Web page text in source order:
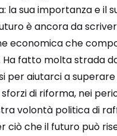
la sua importanza e il
è ancora da
economica che
fatto molta strada
per aiutarci a
di riforma, nei
volontà politica di
ciò che il futuro può